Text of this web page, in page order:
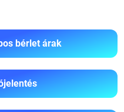
bérlet árak